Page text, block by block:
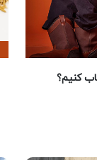
کنیم؟